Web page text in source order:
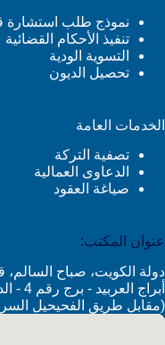
نموذج طلب استشارة
تنفيذ الأحكام القضائية
التسوية الودية
تحصيل الديون
الخدمات العامة
تصفية التركة
الدعاوى العمالية
صياغة العقود
عنوان المكتب:
دولة الكويت، صباح السالم، قطعة 1،
أبراج العربيد - برج رقم 4 - الدور 17 - مكتب 65
(مقابل طريق الفحيحيل